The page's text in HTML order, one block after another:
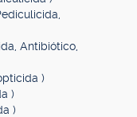
Antibiótico,
)
)
)